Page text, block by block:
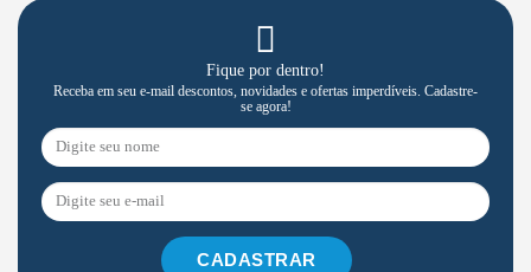
Fique por dentro!
Receba em seu e-mail descontos, novidades e ofertas imperdíveis. Cadastre-
se agora!
CADASTRAR